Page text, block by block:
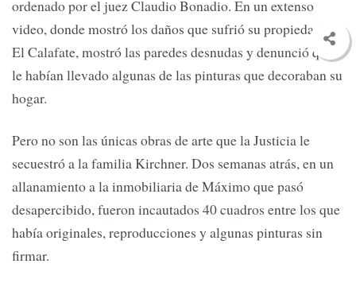
ordenado por el juez Claudio Bonadio. En un extenso
video, donde mostró los daños que sufrió su propiedad de
El Calafate, mostró las paredes desnudas y denunció que
le habían llevado algunas de las pinturas que decoraban su
hogar.
Pero no son las únicas obras de arte que la Justicia le
secuestró a la familia Kirchner. Dos semanas atrás, en un
allanamiento a la inmobiliaria de Máximo que pasó
desapercibido, fueron incautados 40 cuadros entre los que
había originales, reproducciones y algunas pinturas sin
firmar.